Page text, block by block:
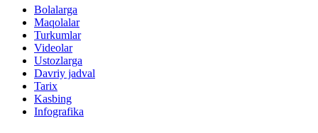
Bolalarga
Maqolalar
Turkumlar
Videolar
Ustozlarga
Davriy jadval
Tarix
Kasbing
Infografika